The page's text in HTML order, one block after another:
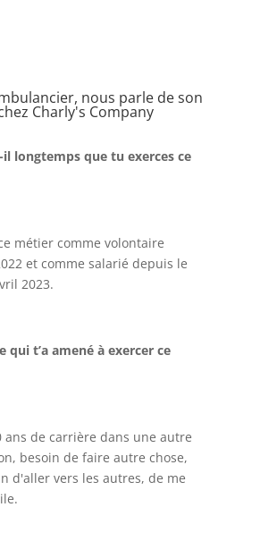
nous parle de son
Charly's Company
il longtemps que tu exerces ce
ce métier comme volontaire
et comme salarié depuis le
2023.
qui t’a amené à exercer ce
ans de carrière dans une autre
besoin de faire autre chose,
d'aller vers les autres, de me